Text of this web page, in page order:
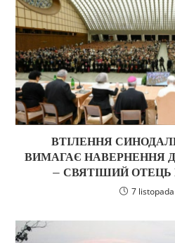
ВТІЛЕННЯ
ВИМАГАЄ НАВЕРНЕННЯ
– СВЯТІШИЙ ОТЕЦЬ
7